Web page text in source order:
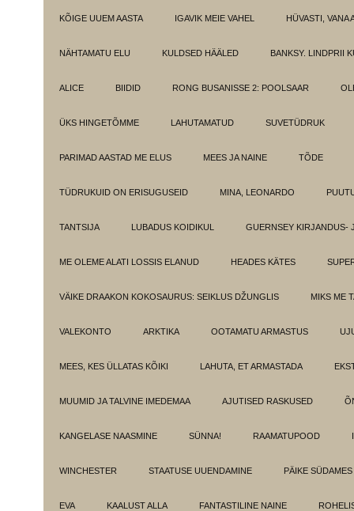
KÕIGE UUEM AASTA IGAVIK MEIE VAHEL HÜVASTI, VANA
NÄHTAMATU ELU KULDSED HÄÄLED BANKSY. LINDPRII
ALICE BIIDID RONG BUSANISSE 2: POOLSAAR
ÜKS HINGETÕMME LAHUTAMATUD SUVETÜDRUK
PARIMAD AASTAD ME ELUS MEES JA NAINE TÕDE
TÜDRUKUID ON ERISUGUSEID MINA, LEONARDO
TANTSIJA LUBADUS KOIDIKUL GUERNSEY KIRJANDUS-
ME OLEME ALATI LOSSIS ELANUD HEADES KÄTES
VÄIKE DRAAKON KOKOSAURUS: SEIKLUS DŽUNGLIS MIKS ME
VALEKONTO ARKTIKA OOTAMATU ARMASTUS
MEES, KES ÜLLATAS KÕIKI LAHUTA, ET ARMASTADA
MUUMID JA TALVINE IMEDEMAA AJUTISED RASKUSED
KANGELASE NAASMINE SÜNNA! RAAMATUPOOD
WINCHESTER STAATUSE UUENDAMINE PÄIKE SÜDAMES
EVA KAALUST ALLA FANTASTILINE NAINE